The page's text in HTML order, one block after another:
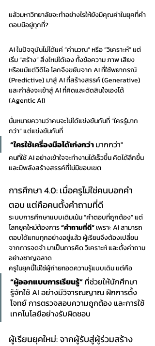
แล้วมหาวิทยาลัยจะทำอย่างไรให้ยังมีคุณค่าในยุคที่คำ
ตอบมีอยู่ทุกที่?
AI ในปัจจุบันไม่ได้แค่ “คำนวณ” หรือ “วิเคราะห์” แต่
เริ่ม “สร้าง” สิ่งใหม่ได้เอง ทั้งข้อความ ภาพ เสียง
หรือแม้แต่วิดีโอ โลกจึงขยับจาก AI ที่ใช้พยากรณ์
(Predictive) มาสู่ AI ที่สร้างสรรค์ (Generative)
และกำลังจะเข้าสู่ AI ที่คิดและตัดสินใจเองได้
(Agentic AI)
นั่นหมายความว่าคนจะไม่ได้แข่งขันกันที่ “ใครรู้มาก
กว่า” แต่แข่งขันกันที่
“ใครใช้เครื่องมือได้เก่งกว่า มากกว่า"
คนที่ใช้ AI อย่างเข้าใจจะทำงานได้เร็วขึ้น คิดได้ลึกขึ้น
และมีพลังสร้างสรรค์ที่ไม่มีขอบเขต
การศึกษา 4.0: เมื่อครูไม่ใช่คนบอกคำ
ตอบ แต่คือคนตั้งคำถามที่ดี
ระบบการศึกษาแบบเดิมเน้น “คำตอบที่ถูกต้อง” แต่
โลกยุคใหม่ต้องการ “คำถามที่ดี” เพราะ AI สามารถ
ตอบได้แทบทุกอย่างอยู่แล้ว ผู้เรียนจึงต้องเปลี่ยน
จากการจดจำ มาเป็นการคิด วิเคราะห์ และตั้งคำถาม
อย่างชาญฉลาด
ครูในยุคนี้ไม่ใช่ผู้ถ่ายทอดความรู้แบบเดิม แต่คือ
“ผู้ออกแบบการเรียนรู้” ที่ช่วยให้นักศึกษา
รู้จักใช้ AI อย่างมีวิจารณญาณ ฝึกการตั้ง
โจทย์ การตรวจสอบความถูกต้อง และการใช้
เทคโนโลยีอย่างรับผิดชอบ
ผู้เรียนยุคใหม่: จากผู้รับสู่ผู้ร่วมสร้าง